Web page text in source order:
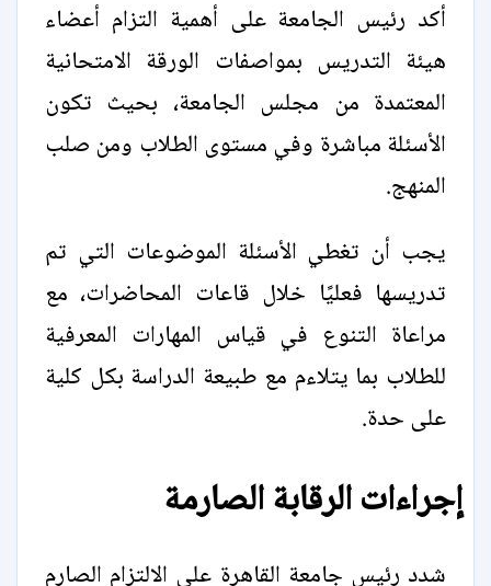
أكد رئيس الجامعة على أهمية التزام أعضاء
هيئة التدريس بمواصفات الورقة الامتحانية
المعتمدة من مجلس الجامعة، بحيث تكون
الأسئلة مباشرة وفي مستوى الطلاب ومن صلب
المنهج.
يجب أن تغطي الأسئلة الموضوعات التي تم
تدريسها فعليًا خلال قاعات المحاضرات، مع
مراعاة التنوع في قياس المهارات المعرفية
للطلاب بما يتلاءم مع طبيعة الدراسة بكل كلية
على حدة.
إجراءات الرقابة الصارمة
شدد رئيس جامعة القاهرة على الالتزام الصارم